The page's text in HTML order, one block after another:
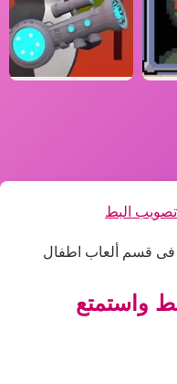
تصويب البط
فى قسم ألعاب اطفال
واستمتع